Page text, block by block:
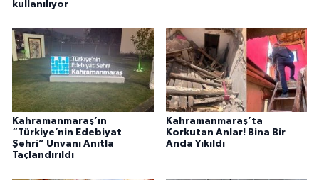
kullanılıyor
Kahramanmaraş’ın
“Türkiye’nin Edebiyat
Şehri” Unvanı Anıtla
Taçlandırıldı
Kahramanmaraş’ta
Korkutan Anlar! Bina Bir
Anda Yıkıldı